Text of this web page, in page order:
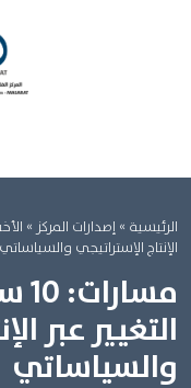
الرئيسية » إصدارات المركز »
الإنتاج الإستراتيجي والسياساتي
التغيير عبر
والسياساتي